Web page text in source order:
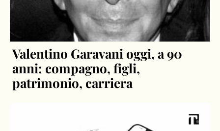
Valentino Garavani oggi, a 90
anni: compagno, figli,
patrimonio, carriera